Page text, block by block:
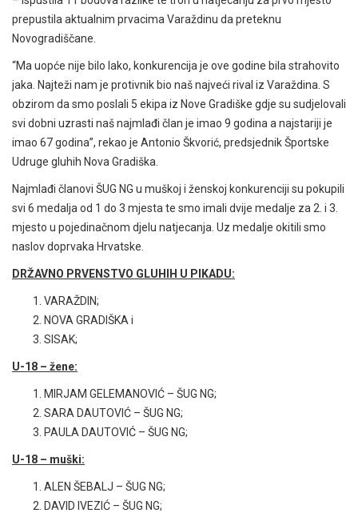
prepustila aktualnim prvacima Varaždinu da preteknu
Novogradiščane.
“Ma uopće nije bilo lako, konkurencija je ove godine bila strahovito
jaka. Najteži nam je protivnik bio naš najveći rival iz Varaždina. S
obzirom da smo poslali 5 ekipa iz Nove Gradiške gdje su sudjelovali
svi dobni uzrasti naš najmlađi član je imao 9 godina a najstariji je
imao 67 godina”, rekao je Antonio Škvorić, predsjednik Športske
Udruge gluhih Nova Gradiška.
Najmlađi članovi ŠUG NG u muškoj i ženskoj konkurenciji su pokupili
svi 6 medalja od 1 do 3 mjesta te smo imali dvije medalje za 2. i 3.
mjesto u pojedinačnom djelu natjecanja. Uz medalje okitili smo
naslov doprvaka Hrvatske.
DRŽAVNO PRVENSTVO GLUHIH U PIKADU:
VARAŽDIN;
NOVA GRADIŠKA i
SISAK;
U-18 – žene:
MIRJAM GELEMANOVIĆ – ŠUG NG;
SARA DAUTOVIĆ – ŠUG NG;
PAULA DAUTOVIĆ – ŠUG NG;
U-18 – muški:
ALEN ŠEBALJ – ŠUG NG;
DAVID IVEZIĆ – ŠUG NG;